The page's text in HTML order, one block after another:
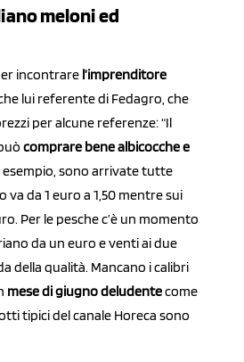
meloni ed
incontrare l’imprenditore
lui referente di Fedagro, che
per alcune referenze: “Il
comprare bene albicocche e
esempio, sono arrivate tutte
va da 1 euro a 1,50 mentre sui
Per le pesche c’è un momento
da un euro e venti ai due
della qualità. Mancano i calibri
mese di giugno deludentecome
tipici del canale Horeca sono